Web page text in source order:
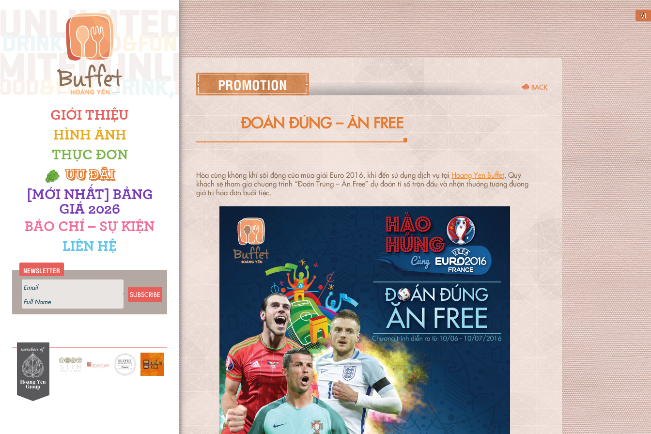
GIỚI THIỆU
HÌNH ẢNH
THỰC ĐƠN
ƯU ĐÃI
[MỚI NHẤT] BẢNG
GIÁ 2026
BÁO CHÍ – SỰ KIỆN
LIÊN HỆ
NEWSLETTER
SUBSCRIBE
VI
PROMOTION BACK
ĐOÁN ĐÚNG – ĂN FREE
Hòa cùng không khí sôi động của mùa giải Euro 2016, khi đến sử dụng dịch vụ tại Hoang Yen Buffet, Quý
khách sẽ tham gia chương trình “Đoán Trúng – Ăn Free” dự đoán tỉ số trận đấu và nhận thưởng tương đương
giá trị hóa đơn buổi tiệc.